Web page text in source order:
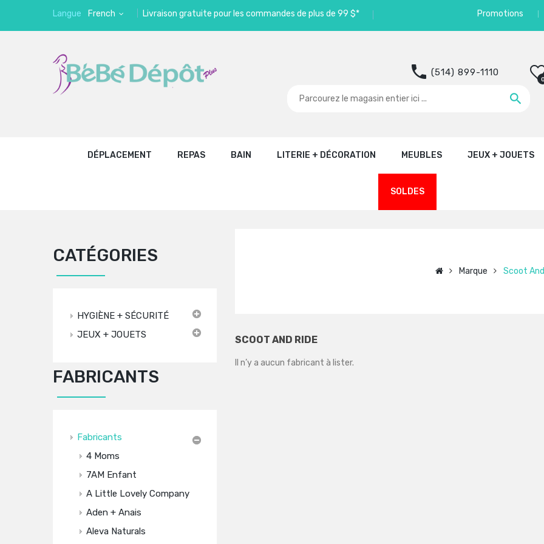
Langue French Livraison gratuite pour les commandes de plus de 99 $* Promotions
0
(514) 899-1110
DÉPLACEMENT REPAS BAIN LITERIE + DÉCORATION MEUBLES JEUX + JOUETS
SOLDES
CATÉGORIES
HYGIÈNE + SÉCURITÉ
JEUX + JOUETS
FABRICANTS
Fabricants
4 Moms
7AM Enfant
A Little Lovely Company
Aden + Anais
Aleva Naturals
Marque Scoot
SCOOT AND RIDE
Il n’y a aucun fabricant à lister.